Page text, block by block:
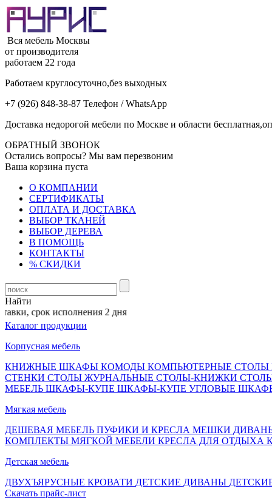
Вся мебель Москвы
от производителя
работаем 22 года
Работаем круглосуточно,без выходных
+7 (926) 848-38-87 Телефон / WhatsApp
Доставка недорогой мебели по Москве и области
ОБРАТНЫЙ ЗВОНОК
Остались вопросы? Мы вам перезвоним
Ваша корзина пуста
О КОМПАНИИ
СЕРТИФИКАТЫ
ОПЛАТА И ДОСТАВКА
ВЫБОР ТКАНЕЙ
ВЫБОР ДЕРЕВА
В ПОМОЩЬ
КОНТАКТЫ
% СКИДКИ
Найти
срок исполнения 2 дня
Каталог продукции
Корпусная мебель
КНИЖНЫЕ ШКАФЫ КОМОДЫ КОМПЬЮТЕРНЫЕ СТОЛЫ
СТЕНКИ СТОЛЫ ЖУРНАЛЬНЫЕ СТОЛЫ-КНИЖКИ
МЕБЕЛЬ ШКАФЫ-КУПЕ ШКАФЫ-КУПЕ УГЛОВЫЕ
Мягкая мебель
ДЕШЕВАЯ МЕБЕЛЬ ПУФИКИ И КРЕСЛА МЕШКИ
КОМПЛЕКТЫ МЯГКОЙ МЕБЕЛИ КРЕСЛА ДЛЯ ОТДЫХА
Детская мебель
ДВУХЪЯРУСНЫЕ КРОВАТИ ДЕТСКИЕ ДИВАНЫ
Скачать прайс-лист